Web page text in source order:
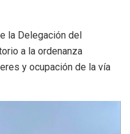
la Delegación del
a la ordenanza
y ocupación de la vía